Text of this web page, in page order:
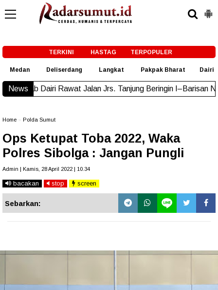
TERKINI HASTAG TERPOPULER
Medan Deliserdang Langkat Pakpak Bharat Dairi
News
Rawat Jalan Jrs. Tanjung Beringin I–Barisan Nauli New!
Home Polda Sumut
Ops Ketupat Toba 2022, Waka
Polres Sibolga : Jangan Pungli
Admin | Kamis, 28 April 2022 | 10.34
bacakan stop screen
Sebarkan: